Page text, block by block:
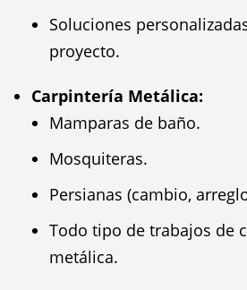
Soluciones
proyecto.
Carpintería Metálica:
Mamparas de baño.
Mosquiteras.
Persianas (cambio,
Todo tipo de trabajos de
metálica.